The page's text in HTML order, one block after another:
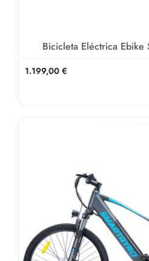
Bicicleta Eléctrica
1.199,00 €